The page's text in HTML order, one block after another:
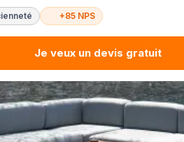
+85 NPS
Je veux un devis gratuit